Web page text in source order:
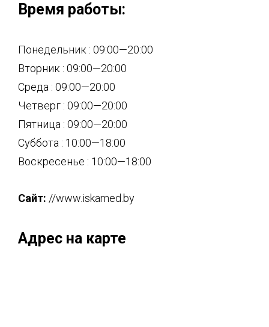
Время работы:
Понедельник : 09:00—20:00
Вторник : 09:00—20:00
Среда : 09:00—20:00
Четверг : 09:00—20:00
Пятница : 09:00—20:00
Суббота : 10:00—18:00
Воскресенье : 10:00—18:00
Сайт: //www.iskamed.by
Адрес на карте